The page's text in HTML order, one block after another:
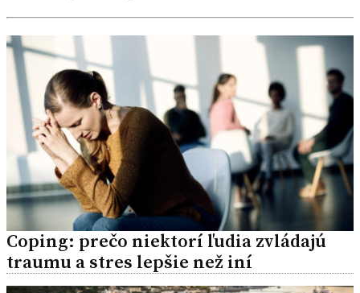
Coping: prečo niektorí ľudia zvládajú
traumu a stres lepšie než iní